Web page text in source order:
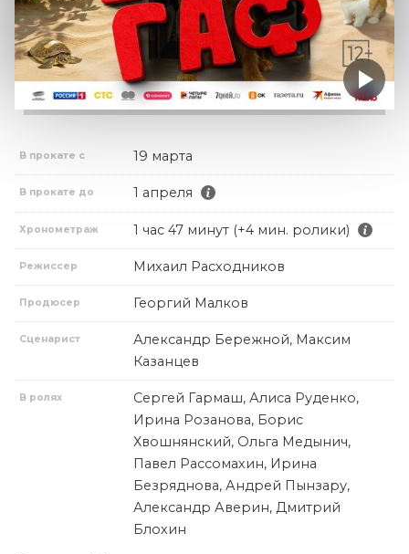
В прокате с 19 марта
В прокате до 1 апреля
Хронометраж 1 час 47 минут (+4 мин. ролики)
Режиссер Михаил Расходников
Продюсер Георгий Малков
Сценарист
Александр Бережной, Максим
Казанцев
В ролях
Сергей Гармаш, Алиса Руденко,
Ирина Розанова, Борис
Хвошнянский, Ольга Медынич,
Павел Рассомахин, Ирина
Безряднова, Андрей Пынзару,
Александр Аверин, Дмитрий
Блохин